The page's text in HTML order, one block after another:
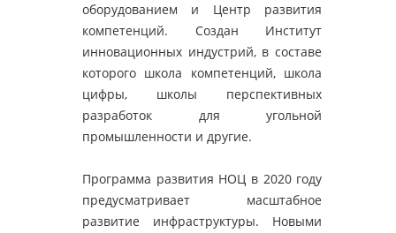
оборудованием и Центр развития
компетенций. Создан Институт
инновационных индустрий, в составе
которого школа компетенций, школа
цифры, школы перспективных
разработок для угольной
промышленности и другие.
Программа развития НОЦ в 2020 году
предусматривает масштабное
развитие инфраструктуры. Новыми